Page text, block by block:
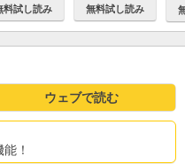
料試し読み 無料試し読み
ウェブで読む
！